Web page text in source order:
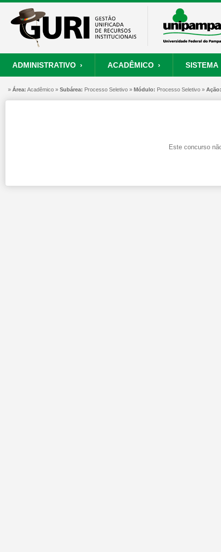
ADMINISTRATIVO ›
ORÇAMENTO E FINANÇAS RECURSOS HUMANOS PROCESSOS
ACADÊMICO ›
PROCESSO SELETIVO PROJETOS
SISTEMA
SISTEMA
» Área: Acadêmico » Subárea: Processo Seletivo » Módulo: Processo Seletivo »
Este concurso